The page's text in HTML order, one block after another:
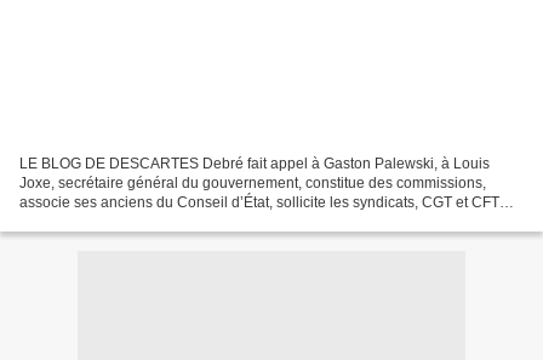
LE BLOG DE DESCARTES Debré fait appel à Gaston Palewski, à Louis
Joxe, secrétaire général du gouvernement, constitue des commissions,
associe ses anciens du Conseil d’État, sollicite les syndicats, CGT et CFTC